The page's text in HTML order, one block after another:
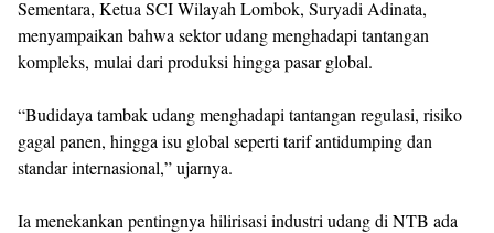
Sementara, Ketua SCI Wilayah Lombok, Suryadi Adinata,
menyampaikan bahwa sektor udang menghadapi tantangan
kompleks, mulai dari produksi hingga pasar global.
“Budidaya tambak udang menghadapi tantangan regulasi, risiko
gagal panen, hingga isu global seperti tarif antidumping dan
standar internasional,” ujarnya.
Ia menekankan pentingnya hilirisasi industri udang di NTB ada